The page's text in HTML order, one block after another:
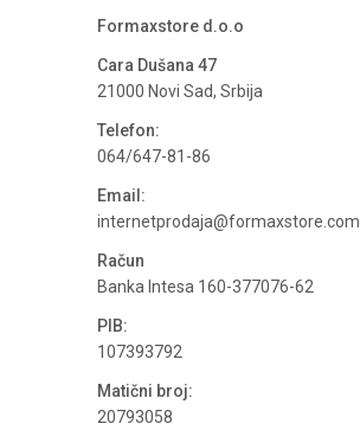
Formaxstore d.o.o
Cara Dušana 47
21000 Novi Sad, Srbija
Telefon:
064/647-81-86
Email:
internetprodaja@formaxstore.com
Račun
Banka Intesa 160-377076-62
PIB:
107393792
Matični broj:
20793058